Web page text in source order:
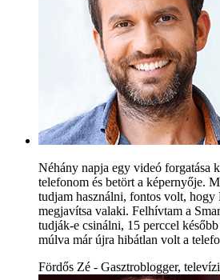
Néhány napja egy videó forgatása
telefonom és betört a képernyője.
tudjam használni, fontos volt,
megjavítsa valaki. Felhívtam a
tudják-e csinálni, 15 perccel
múlva már újra hibátlan volt a
Fördős Zé - Gasztroblogger,